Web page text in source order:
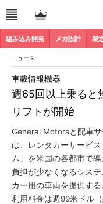
組み込み開発 メカ設計 製
ニュース
週65回以上乗ると
リフトが開始
車載情報機器
General Motorsと配車
は、レンタカーサービ
ム」を米国の各都市で
負担が少なくなるシス
カー用の車両を提供す
利用料金は週99米ドル（